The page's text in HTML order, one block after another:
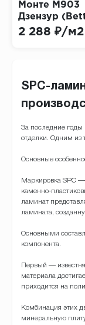
Монте M903
Дзензур
Monte)
2 288 ₽/м2
SPC-
За последние годы
отделки. Одним из
Основные
Маркировка SPC
каменно-
ламинат
ламината,
Основными
компонента.
Первый —
материала
приходится на
Комбинация этих
минеральную